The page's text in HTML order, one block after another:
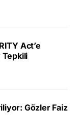
Act’e
Tepkili
Gözler Faiz